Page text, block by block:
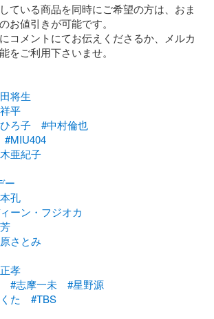
ている商品を同時にご希望の方は、おま
お値引きが可能です。
コメントにてお伝えくださるか、メルカ
をご利用下さいませ。
将生
平
ろ子
#中村倫也
#MIU404
亜紀子
ー
孔
ーン・フジオカ
さとみ
孝
#志摩一未
#星野源
た #TBS